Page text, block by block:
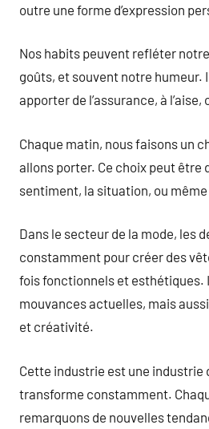
outre une forme d’expression
Nos habits peuvent refléter
goûts, et souvent notre humeur.
apporter de l’assurance, à
Chaque matin, nous faisons un
allons porter. Ce choix peut être
sentiment, la situation, ou
Dans le secteur de la mode, les
constamment pour créer des
fois fonctionnels et esthétiques.
mouvances actuelles, mais
et créativité.
Cette industrie est une industrie
transforme constamment.
remarquons de nouvelles